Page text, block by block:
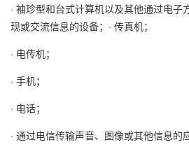
· 袖珍型和台式计算机以及其他通过电子
现或交流信息的设备；· 传真机；
· 电传机；
· 手机；
· 电话；
· 通过电信传输声音、图像或其他信息的